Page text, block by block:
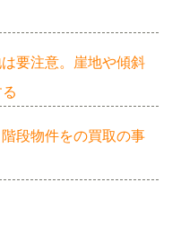
要注意。崖地や傾斜
段物件をの買取の事